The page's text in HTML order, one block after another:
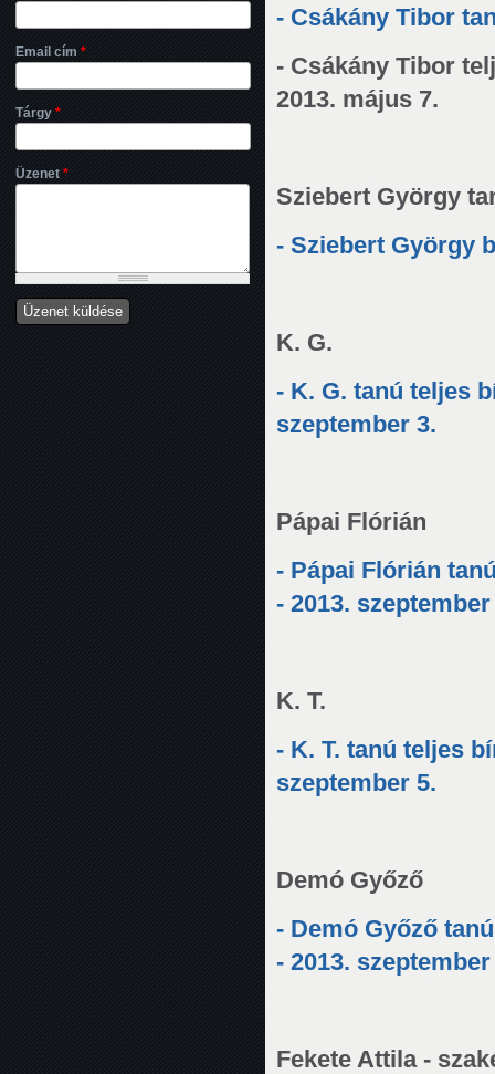
- Csákány Tibor
- Csákány Tibor
2013. május 7.
Sziebert György
- Sziebert György
K. G.
- K. G. tanú teljes
szeptember 3.
Pápai Flórián
- Pápai Flórián
- 2013. szeptember
K. T.
- K. T. tanú teljes
szeptember 5.
Demó Győző
- Demó Győző
- 2013. szeptember
Fekete Attila -
Email cím *
Tárgy *
Üzenet *